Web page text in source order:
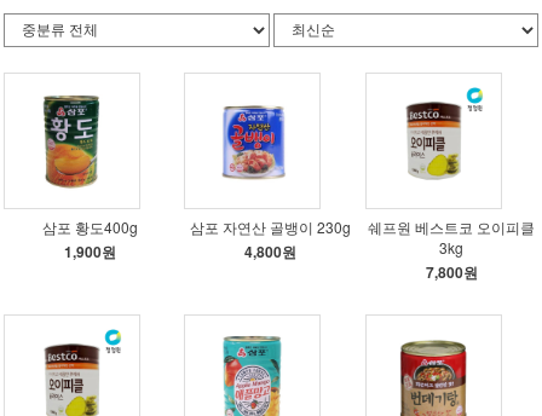
삼포 황도400g
1,900원
삼포 자연산 골뱅이 230g
4,800원
쉐프원 베스트코 오이피클
3kg
7,800원